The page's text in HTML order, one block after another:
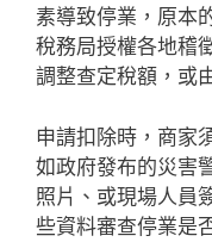
素導致停業，原本
稅務局授權各地稽
調整查定稅額，或
申請扣除時，商家
如政府發布的災害
照片、或現場人員
些資料審查停業是